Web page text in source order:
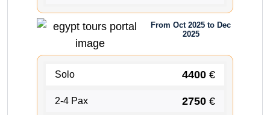
From Oct 2025 to Dec
2025
Solo 4400 €
2-4 Pax 2750 €